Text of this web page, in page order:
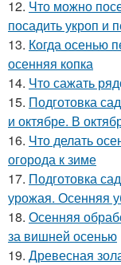
12. Что можно
посадить укроп и
13. Когда осенью
осенняя копка
14. Что сажать
15. Подготовка
и октябре. В
16. Что делать
огорода к зиме
17. Подготовка
урожая. Осенняя
18. Осенняя
за вишней осенью
19. Древесная